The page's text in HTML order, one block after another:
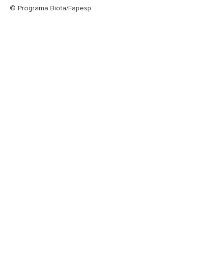
© Programa Biota/Fapesp